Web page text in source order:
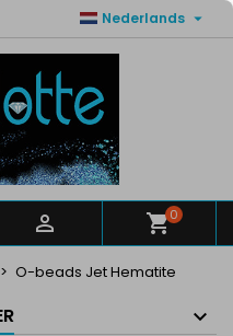
Nederlands 
 0
O-beads Jet Hematite
×
×
Maak een verlanglijst
×
in uw verlanglijst
Inloggen